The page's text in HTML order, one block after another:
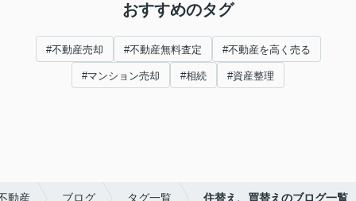
おすすめのタグ
#不動産売却 #不動産無料査定 #不動産を高く売る
#マンション売却 #相続 #資産整理
動産 ブログ タグ一覧 住替え、買替えのブログ一覧